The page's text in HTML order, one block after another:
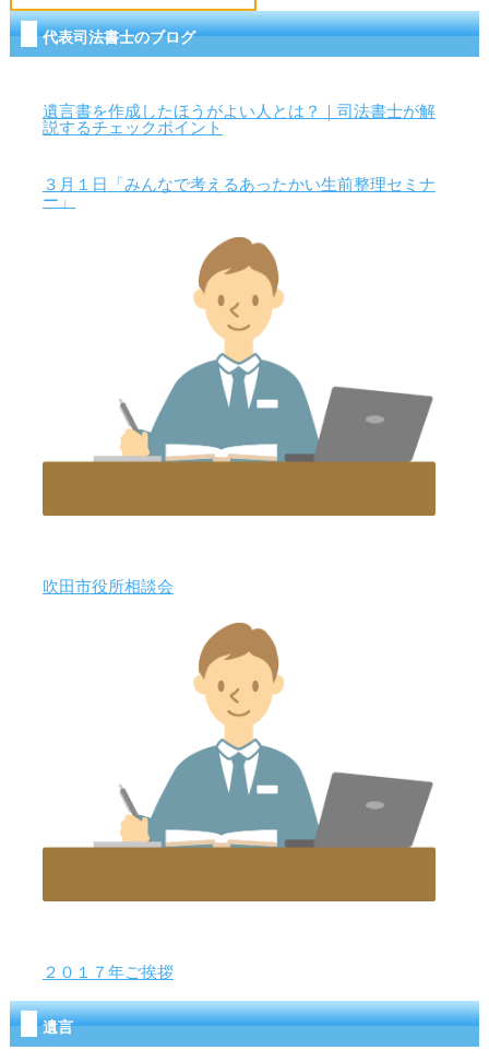
代表司法書士のブログ
遺言書を作成したほうがよい人とは？｜司法書士が解
説するチェックポイント
３月１日「みんなで考えるあったかい生前整理セミナ
ー」
吹田市役所相談会
２０１７年ご挨拶
遺言